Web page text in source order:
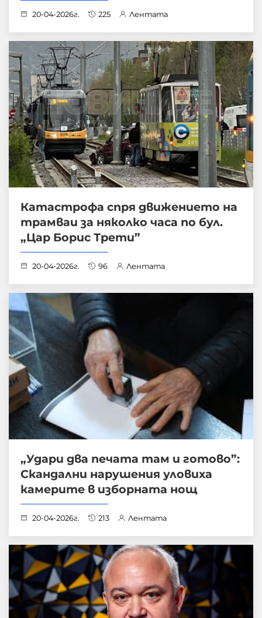
20-04-2026г. 225 Лентата
Катастрофа спря движението на
трамваи за няколко часа по бул.
„Цар Борис Трети”
20-04-2026г. 96 Лентата
„Удари два печата там и готово”:
Скандални нарушения уловиха
камерите в изборната нощ
20-04-2026г. 213 Лентата